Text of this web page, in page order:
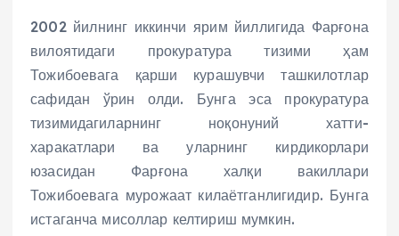
2002 йилнинг иккинчи ярим йиллигида Фарғона
вилоятидаги прокуратура тизими ҳам
Тожибоевага қарши курашувчи ташкилотлар
сафидан ўрин олди. Бунга эса прокуратура
тизимидагиларнинг ноқонуний хатти-
харакатлари ва уларнинг кирдикорлари
юзасидан Фарғона халқи вакиллари
Тожибоевага мурожаат килаётганлигидир. Бунга
истаганча мисоллар келтириш мумкин.